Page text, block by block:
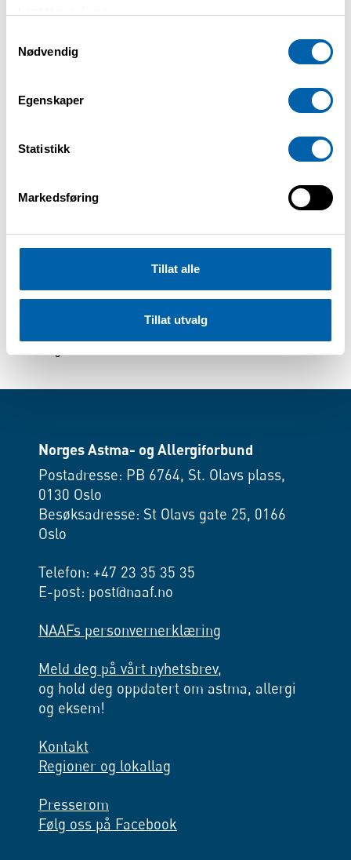
Nødvendig
Egenskaper
Statistikk
Markedsføring
Tillat alle
Tillat utvalg
Vi håper dere vil bli med på en morsom og
naafindre@gmail.com
hvor mange dere er
eventuelle allergier/matbehov
Vi gleder oss til å se dere!😊
Norges Astma- og Allergiforbund
Postadresse: PB 6764, St. Olavs plass,
0130 Oslo
Besøksadresse: St Olavs gate 25, 0166
Oslo
Telefon: +47 23 35 35 35
E-post: post@naaf.no
NAAFs personvernerklæring
Meld deg på vårt nyhetsbrev,
og hold deg oppdatert om astma, allergi
og eksem!
Kontakt
Regioner og lokallag
Presserom
Følg oss på Facebook